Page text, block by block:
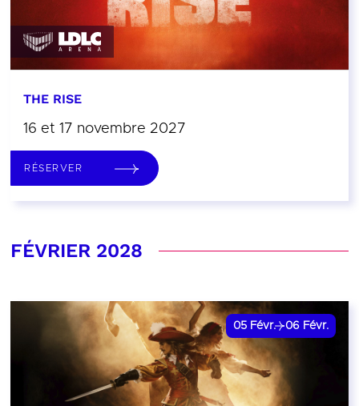
THE RISE
16 et 17 novembre 2027
RÉSERVER
FÉVRIER 2028
05 Févr. 06 Févr.